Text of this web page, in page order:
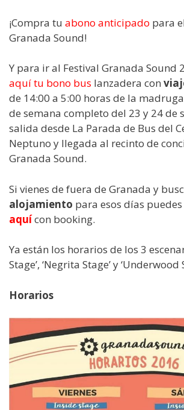
¡Compra tu abono anticipado para
Granada Sound!
Y para ir al Festival Granada Sound
aquí tu bono bus lanzadera con
de 14:00 a 5:00 horas de la
de semana completo del 23 y 24 de
salida desde La Parada de Bus del
Neptuno y llegada al recinto de
Granada Sound.
Si vienes de fuera de Granada y
alojamiento para esos días
aquícon booking.
Ya están los horarios de los 3
Stage’, ‘Negrita Stage’ y ‘Underwood
Horarios